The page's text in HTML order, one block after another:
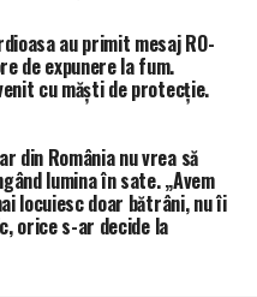
au primit mesaj RO-
de expunere la fum.
cu măști de protecție.
din România nu vrea să
lumina în sate. „Avem
locuiesc doar bătrâni, nu îi
orice s-ar decide la